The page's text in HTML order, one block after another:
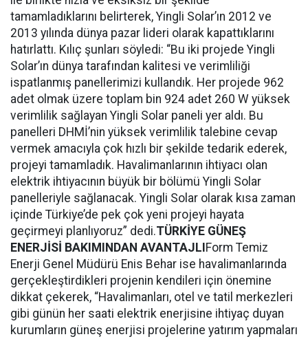
tamamladıklarını belirterek, Yingli Solar’ın 2012 ve
2013 yılında dünya pazar lideri olarak kapattıklarını
hatırlattı. Kılıç şunları söyledi: “Bu iki projede Yingli
Solar’ın dünya tarafından kalitesi ve verimliliği
ispatlanmış panellerimizi kullandık. Her projede 962
adet olmak üzere toplam bin 924 adet 260 W yüksek
verimlilik sağlayan Yingli Solar paneli yer aldı. Bu
panelleri DHMİ’nin yüksek verimlilik talebine cevap
vermek amacıyla çok hızlı bir şekilde tedarik ederek,
projeyi tamamladık. Havalimanlarının ihtiyacı olan
elektrik ihtiyacının büyük bir bölümü Yingli Solar
panelleriyle sağlanacak. Yingli Solar olarak kısa zaman
içinde Türkiye’de pek çok yeni projeyi hayata
geçirmeyi planlıyoruz” dedi.TÜRKİYE GÜNEŞ
ENERJİSİ BAKIMINDAN AVANTAJLI Form Temiz
Enerji Genel Müdürü Enis Behar ise havalimanlarında
gerçekleştirdikleri projenin kendileri için önemine
dikkat çekerek, “Havalimanları, otel ve tatil merkezleri
gibi günün her saati elektrik enerjisine ihtiyaç duyan
kurumların güneş enerjisi projelerine yatırım yapmaları